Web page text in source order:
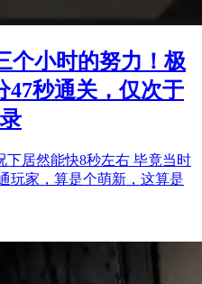
个小时的努力！极
47秒通关，仅次于
下居然能快8秒左右 毕竟当时
玩家，算是个萌新，这算是